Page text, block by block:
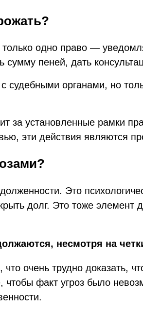
одно право —
сумму пеней, дать
судебными органами, но
за установленные рамки
эти действия являются
Это
долг. Это тоже
несмотря на
очень трудно доказать,
факт угроз было